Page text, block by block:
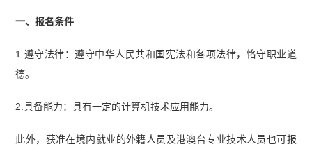
20-2021年软考信息处理技术员真题汇总】
一、报名条件
1.遵守法律：遵守中华人民共和国宪法和各项法律，恪守职业道
德。
2.具备能力：具有一定的计算机技术应用能力。
此外，获准在境内就业的外籍人员及港澳台专业技术人员也可报